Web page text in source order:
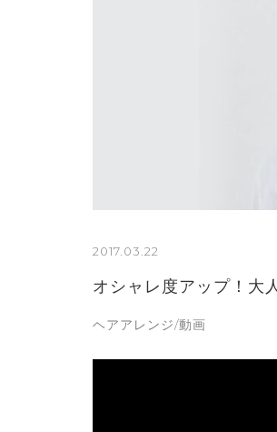
2017.03.22
オシャレ度アップ！大
ヘアアレンジ/動画